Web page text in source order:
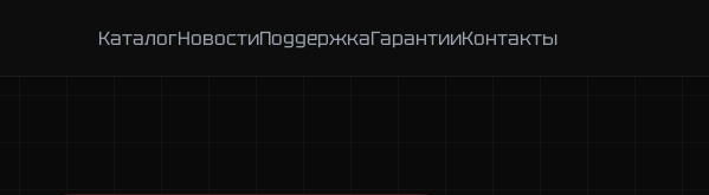
КаталогНовостиПоддержкаГарантииКонтакты